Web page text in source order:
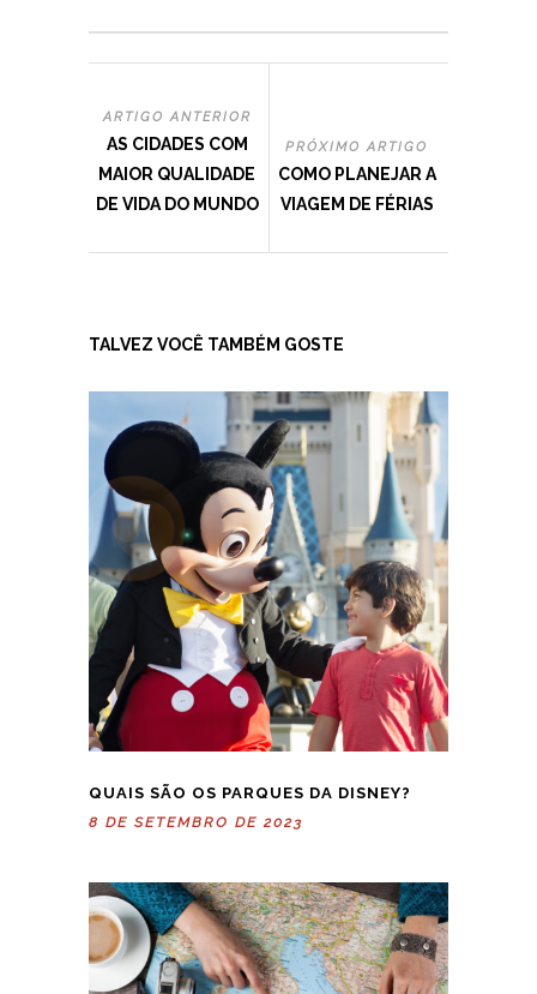
ARTIGO ANTERIOR
AS CIDADES COM
MAIOR QUALIDADE
DE VIDA DO MUNDO
PRÓXIMO ARTIGO
COMO PLANEJAR A
VIAGEM DE FÉRIAS
TALVEZ VOCÊ TAMBÉM GOSTE
QUAIS SÃO OS PARQUES DA DISNEY?
8 DE SETEMBRO DE 2023